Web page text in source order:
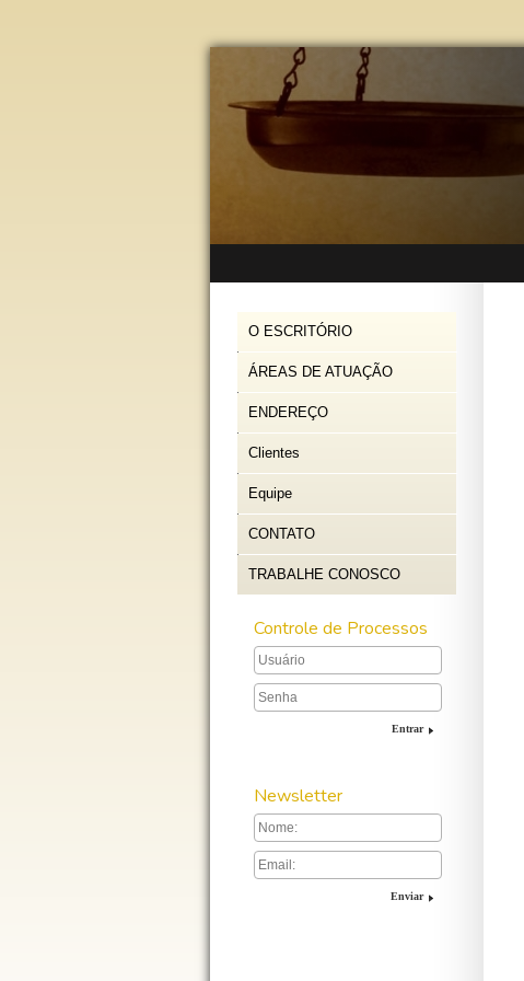
O ESCRITÓRIO
ÁREAS DE ATUAÇÃO
ENDEREÇO
Clientes
Equipe
CONTATO
TRABALHE CONOSCO
Controle de Processos
Entrar
Newsletter
Enviar